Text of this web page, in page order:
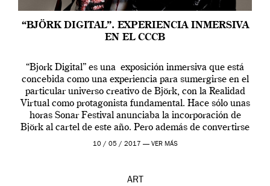
“BJÖRK DIGITAL”. EXPERIENCIA INMERSIVA
EN EL CCCB
“Bjork Digital” es una exposición inmersiva que está
concebida como una experiencia para sumergirse en el
particular universo creativo de Björk, con la Realidad
Virtual como protagonista fundamental. Hace sólo unas
horas Sonar Festival anunciaba la incorporación de
Björk al cartel de este año. Pero además de convertirse
en una de las actuaciones más relevantes […]
10 / 05 / 2017 — VER MÁS
ART